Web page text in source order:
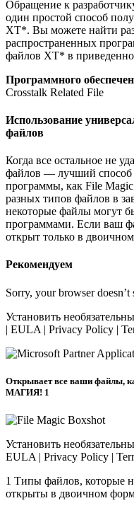
Обращение к
один простой способ
XT*. Вы можете найти
распространенных
файлов XT* в
Программного
Crosstalk Related File
Использование
файлов
Когда все остальное не
файлов — лучший
программы, как File
разных типов файлов в
некоторые файлы могут
программами. Если ваш
открыт только в
Рекомендуем
Sorry, your browser
Установить
| EULA | Privacy Policy |
Открывает все ваши файлы,
МАГИЯ! 1
Установить
EULA | Privacy Policy |
1 Типы файлов, которые
открыты в двоичном